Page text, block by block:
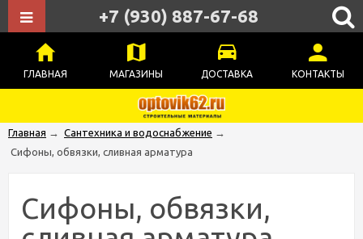
ГЛАВНАЯ МАГАЗИНЫ ДОСТАВКА КОНТАКТЫ
+7 (930) 887-67-68
Главная → Сантехника и водоснабжение →
Сифоны, обвязки, сливная арматура
Сифоны, обвязки,